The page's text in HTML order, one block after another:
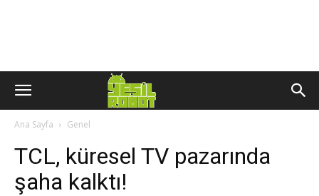
Ana Sayfa Genel
TCL, küresel TV pazarında
şaha kalktı!